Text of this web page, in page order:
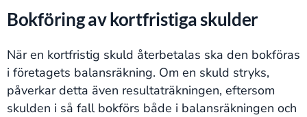
Bokföring av kortfristiga skulder
När en kortfristig skuld återbetalas ska den bokföras
i företagets balansräkning. Om en skuld stryks,
påverkar detta även resultaträkningen, eftersom
skulden i så fall bokförs både i balansräkningen och